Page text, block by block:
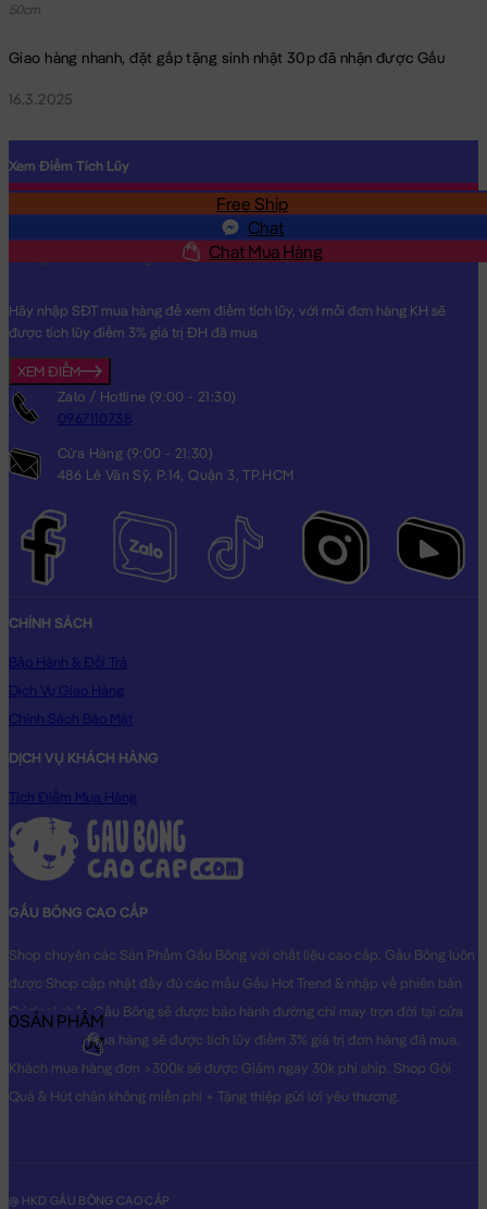
50cm
Giao hàng nhanh, đặt gấp tặng sinh nhật 30p đã nhận được Gấu
16.3.2025
Free Ship
Chat
Chat Mua Hàng
Xem Điểm Tích Lũy
Hãy nhập SĐT mua hàng để xem điểm tích lũy, với mỗi đơn hàng KH sẽ
được tích lũy điểm 3% giá trị ĐH đã mua
XEM ĐIỂM
Zalo / Hotline (9:00 - 21:30)
0967110738
Cửa Hàng (9:00 - 21:30)
486 Lê Văn Sỹ, P.14, Quận 3, TP.HCM
CHÍNH SÁCH
Bảo Hành & Đổi Trả
Dịch Vụ Giao Hàng
Chính Sách Bảo Mật
DỊCH VỤ KHÁCH HÀNG
Tích Điểm Mua Hàng
GẤU BÔNG CAO CẤP
Shop chuyên các Sản Phẩm Gấu Bông với chất liệu cao cấp. Gấu Bông luôn
được Shop cập nhật đầy đủ các mẫu Gấu Hot Trend & nhập về phiên bản
Original nhất. Gấu Bông sẽ được bảo hành đường chỉ may trọn đời tại cửa
hàng, Khách mua hàng sẽ được tích lũy điểm 3% giá trị đơn hàng đã mua.
Khách mua hàng đơn >300k sẽ được Giảm ngay 30k phí ship. Shop Gói
Quà & Hút chân không miễn phí + Tặng thiệp gửi lời yêu thương.
@ HKD GẤU BÔNG CAO CẤP
0SẢN PHẨM
0₫